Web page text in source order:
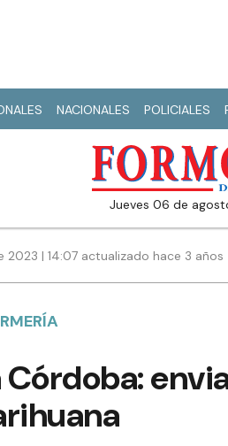
NACIONALES POLICIALES
jueves 06 de
| 14:07 actualizado hace 3 años
Córdoba: